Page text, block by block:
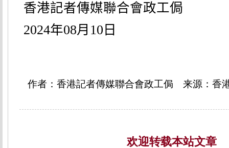
香港記者傳媒聯合會政工侷
2024年08月 10 日
作者：香港記者傳媒聯合會政工侷 来源：香
欢迎转载本站文章